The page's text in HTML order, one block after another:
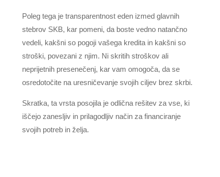
Poleg tega je transparentnost eden izmed glavnih
stebrov SKB, kar pomeni, da boste vedno natančno
vedeli, kakšni so pogoji vašega kredita in kakšni so
stroški, povezani z njim. Ni skritih stroškov ali
neprijetnih presenečenj, kar vam omogoča, da se
osredotočite na uresničevanje svojih ciljev brez skrbi.
Skratka, ta vrsta posojila je odlična rešitev za vse, ki
iščejo zanesljiv in prilagodljiv način za financiranje
svojih potreb in želja.